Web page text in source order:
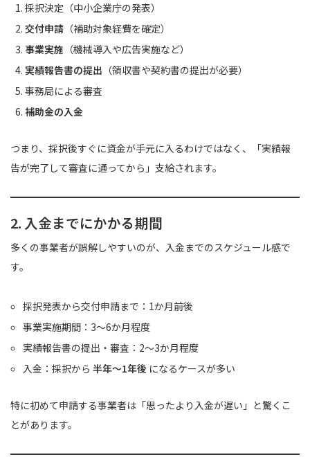
採択決定（中小企業庁の発表）
交付申請 （補助対象経費を確定）
事業実施 （機械導入や広告実施など）
実績報告書の提出 （領収書や契約書の提出が必要）
事務局による審査
補助金の入金
つまり、採択後すぐに資金が手元に入るわけではなく、「実績報
告が完了して審査に通ってから」支給されます。
2. 入金までにかかる期間
多くの事業者が誤解しやすいのが、入金までのスケジュール感で
す。
採択発表から交付申請まで：1か月前後
事業実施期間：3〜6か月程度
実績報告書の提出・審査：2〜3か月程度
入金：採択から半年〜1年後 になるケースが多い
特に初めて申請する事業者は「思ったより入金が遅い」と驚くこ
とがあります。